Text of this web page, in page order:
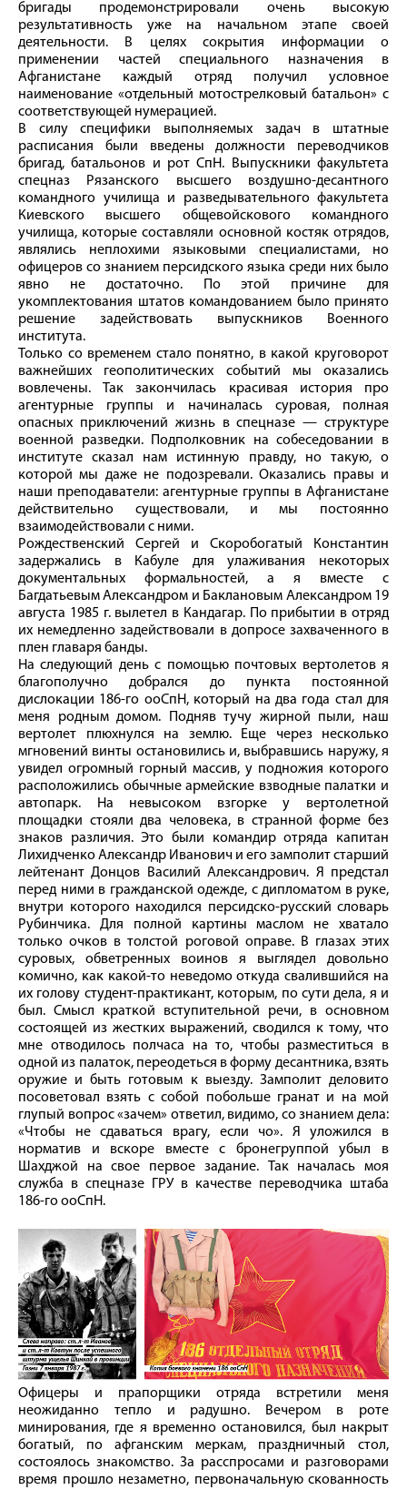
бригады продемонстрировали очень высокую
результативность уже на начальном этапе своей
деятельности. В целях сокрытия информации о
применении частей специального назначения в
Афганистане каждый отряд получил условное
наименование «отдельный мотострелковый батальон» с
соответствующей нумерацией.
В силу специфики выполняемых задач в штатные
расписания были введены должности переводчиков
бригад, батальонов и рот СпН. Выпускники факультета
спецназ Рязанского высшего воздушно-­десантного
командного училища и разведывательного факультета
Киевского высшего общевой­скового командного
училища, которые составляли основной костяк отрядов,
являлись неплохими языковыми специалистами, но
офицеров со знанием персидского языка среди них было
явно не достаточно. По этой причине для
укомплектования штатов командованием было принято
решение задействовать выпускников Военного
института.
Только со временем стало понятно, в какой круговорот
важнейших геополитических событий мы оказались
вовлечены. Так закончилась красивая история про
агентурные группы и начиналась суровая, полная
опасных приключений жизнь в спецназе — структуре
военной разведки. Подполковник на собеседовании в
институте сказал нам истинную правду, но такую, о
которой мы даже не подозревали. Оказались правы и
наши преподаватели: агентурные группы в Афганистане
действительно существовали, и мы постоянно
взаимодействовали с ними.
Рождественский Сергей и Скоробогатый Константин
задержались в Кабуле для улаживания некоторых
документальных формальностей, а я вместе с
Багдатьевым Александром и Баклановым Александром 19
августа 1985 г. вылетел в Кандагар. По прибытии в отряд
их немедленно задействовали в допросе захваченного в
плен главаря банды.
На следующий день с помощью почтовых вертолетов я
благополучно добрался до пункта постоянной
дислокации 186‑го ооСпН, который на два года стал для
меня родным домом. Подняв тучу жирной пыли, наш
вертолет плюхнулся на землю. Еще через несколько
мгновений винты остановились и, выбравшись наружу, я
увидел огромный горный массив, у подножия которого
расположились обычные армейские взводные палатки и
автопарк. На невысоком взгорке у вертолетной
площадки стояли два человека, в странной форме без
знаков различия. Это были командир отряда капитан
Лихидченко Александр Иванович и его замполит старший
лейтенант Донцов Василий Александрович. Я предстал
перед ними в гражданской одежде, с дипломатом в руке,
внутри которого находился персидско-­русский словарь
Рубинчика. Для полной картины маслом не хватало
только очков в толстой роговой оправе. В глазах этих
суровых, обветренных воинов я выглядел довольно
комично, как какой‑то неведомо откуда свалившийся на
их голову студент-­практикант, которым, по сути дела, я и
был. Смысл краткой вступительной речи, в основном
состоящей из жестких выражений, сводился к тому, что
мне отводилось полчаса на то, чтобы разместиться в
одной из палаток, переодеться в форму десантника, взять
оружие и быть готовым к выезду. Замполит деловито
посоветовал взять с собой побольше гранат и на мой
глупый вопрос «зачем» ответил, видимо, со знанием дела:
«Чтобы не сдаваться врагу, если чо». Я уложился в
норматив и вскоре вместе с бронегруппой убыл в
Шахджой на свое первое задание. Так началась моя
служба в спецназе ГРУ в качестве переводчика штаба
186‑го ооСпН.
Офицеры и прапорщики отряда встретили меня
неожиданно тепло и радушно. Вечером в роте
минирования, где я временно остановился, был накрыт
богатый, по афганским меркам, праздничный стол,
состоялось знакомство. За расспросами и разговорами
время прошло незаметно, первоначальную скованность